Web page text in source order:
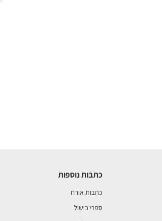
כתבות נוספות
כתבות אורח
ספרי בישול